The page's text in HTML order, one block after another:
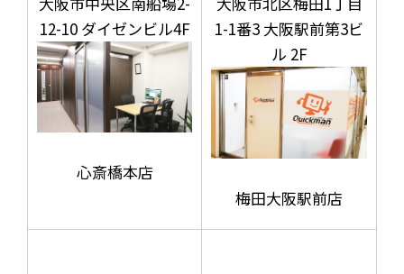
12-10 ダイゼンビル4F
心斎橋本店
1-1番3 大阪駅前第3ビ
ル 2F
梅田大阪駅前店